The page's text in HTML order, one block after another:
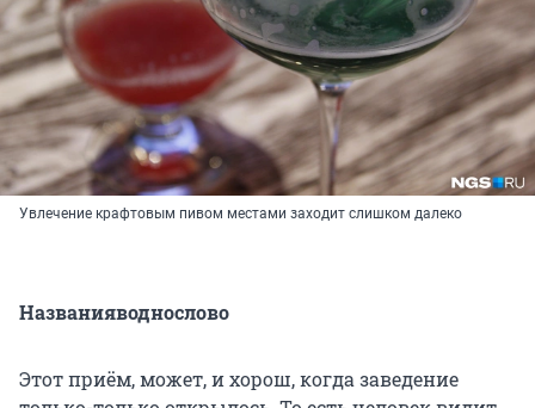
Увлечение крафтовым пивом местами заходит слишком далеко
Названияводнослово
Этот приём, может, и хорош, когда заведение